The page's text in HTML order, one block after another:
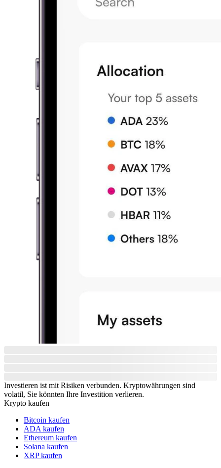
Investieren ist mit Risiken verbunden. Kryptowährungen sind
volatil, Sie könnten Ihre Investition verlieren.
Krypto kaufen
Bitcoin kaufen
ADA kaufen
Ethereum kaufen
Solana kaufen
XRP kaufen